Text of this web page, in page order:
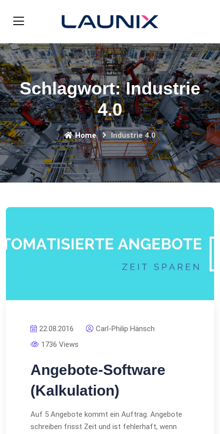
Schlagwort:Industrie
4.0
Home Industrie 4.0
22.08.2016
Carl-Philip Hänsch
1736 Views
Angebote-Software
(Kalkulation)
Auf 5 Angebote kommt ein Auftrag. Angebote
schreiben frisst Zeit und ist fehlerhaft, wenn